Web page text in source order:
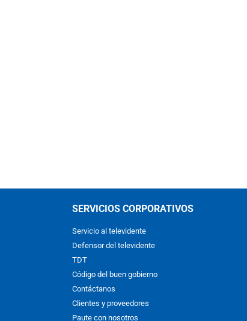
SERVICIOS CORPORATIVOS
Servicio al televidente
Defensor del televidente
TDT
Código del buen gobierno
Contáctanos
Clientes y proveedores
Paute con nosotros